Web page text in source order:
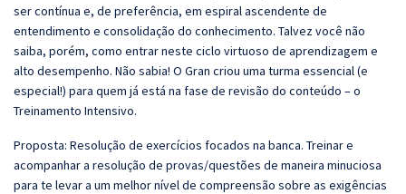
ser contínua e, de preferência, em espiral ascendente de
entendimento e consolidação do conhecimento. Talvez você não
saiba, porém, como entrar neste ciclo virtuoso de aprendizagem e
alto desempenho. Não sabia! O Gran criou uma turma essencial (e
especial!) para quem já está na fase de revisão do conteúdo – o
Treinamento Intensivo.
Proposta: Resolução de exercícios focados na banca. Treinar e
acompanhar a resolução de provas/questões de maneira minuciosa
para te levar a um melhor nível de compreensão sobre as exigências